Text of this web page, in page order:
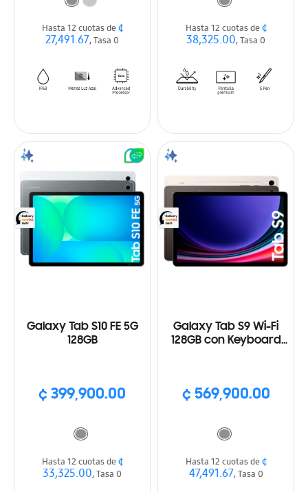
Hasta 12 cuotas de¢
27,491.67, Tasa 0
Hasta 12 cuotas de¢
38,325.00, Tasa 0
Galaxy Tab S10 FE 5G
128GB
¢ 399,900.00
Hasta 12 cuotas de¢
33,325.00, Tasa 0
Galaxy Tab S9 Wi-Fi
128GB con Keyboard
¢ 569,900.00
Hasta 12 cuotas de¢
47,491.67, Tasa 0